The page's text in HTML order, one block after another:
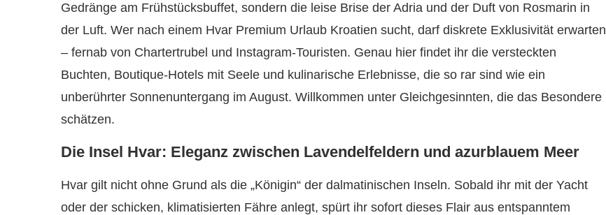
Gedränge am Frühstücksbuffet, sondern die leise Brise der Adria und der Duft von Rosmarin in
der Luft. Wer nach einem Hvar Premium Urlaub Kroatien sucht, darf diskrete Exklusivität erwarten
– fernab von Chartertrubel und Instagram-Touristen. Genau hier findet ihr die versteckten
Buchten, Boutique-Hotels mit Seele und kulinarische Erlebnisse, die so rar sind wie ein
unberührter Sonnenuntergang im August. Willkommen unter Gleichgesinnten, die das Besondere
schätzen.
Die Insel Hvar: Eleganz zwischen Lavendelfeldern und azurblauem Meer
Hvar gilt nicht ohne Grund als die „Königin“ der dalmatinischen Inseln. Sobald ihr mit der Yacht
oder der schicken, klimatisierten Fähre anlegt, spürt ihr sofort dieses Flair aus entspanntem